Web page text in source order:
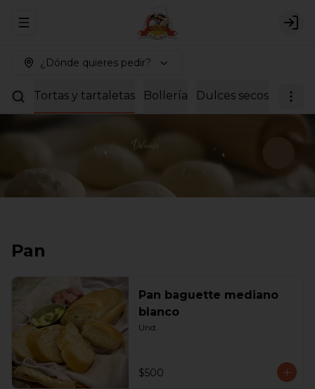
Abrir menu de navegación
¿Dónde quieres pedir?
Tortas y tartaletas Bollería Dulces secos
Pan
Pan baguette mediano
blanco
Und.
$500